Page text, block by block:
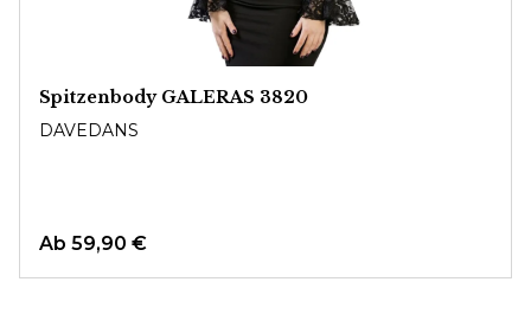
Spitzenbody GALERAS 3820
DAVEDANS
Ab 59,90 €